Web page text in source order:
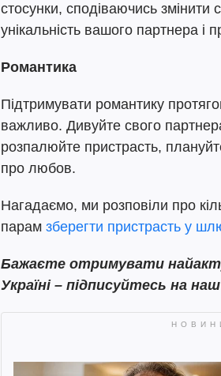
стосунки, сподіваючись змінити
унікальність вашого партнера і
Романтика
Підтримувати романтику
важливо. Дивуйте свого
розпалюйте пристрасть,
про любов.
Нагадаємо, ми розповіли про
парам зберегти пристрасть у
Бажаєте отримувати
Україні – підписуйтесь на наш